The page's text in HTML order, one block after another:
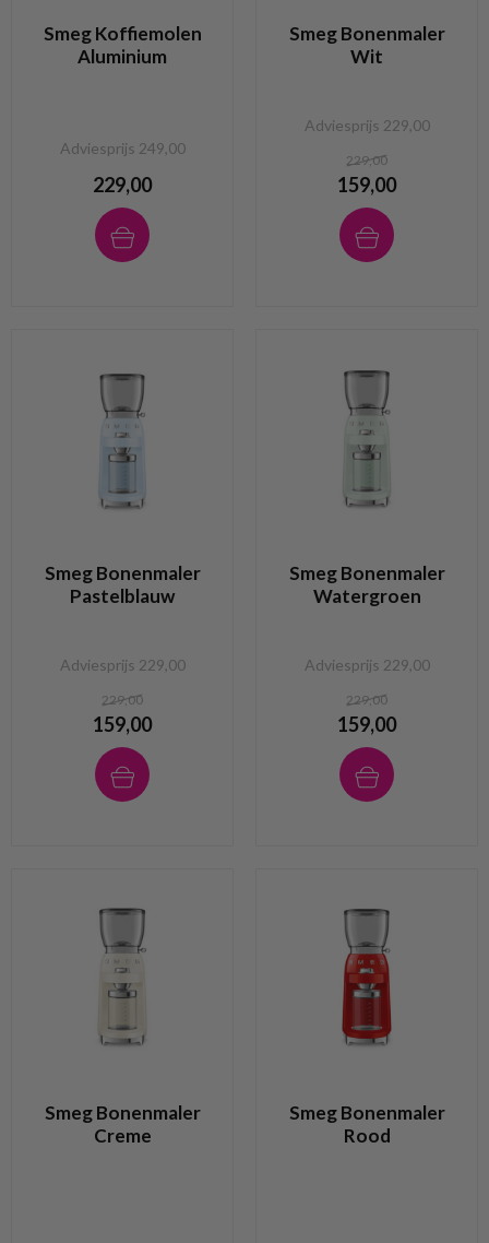
Smeg Koffiemolen
Aluminium
Adviesprijs 249,00
229,00
Smeg Bonenmaler
Wit
Adviesprijs 229,00
229,00
159,00
Smeg Bonenmaler
Pastelblauw
Adviesprijs 229,00
229,00
159,00
Smeg Bonenmaler
Watergroen
Adviesprijs 229,00
229,00
159,00
Smeg Bonenmaler
Creme
Smeg Bonenmaler
Rood